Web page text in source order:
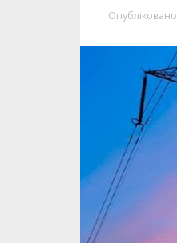
Опубліковано